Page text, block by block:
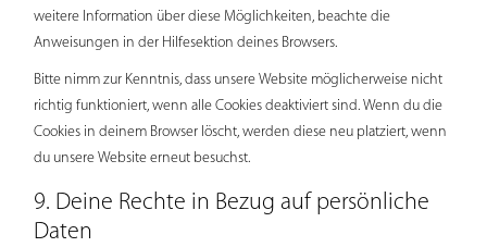
weitere Information über diese Möglichkeiten, beachte die
Anweisungen in der Hilfesektion deines Browsers.
Bitte nimm zur Kenntnis, dass unsere Website möglicherweise nicht
richtig funktioniert, wenn alle Cookies deaktiviert sind. Wenn du die
Cookies in deinem Browser löscht, werden diese neu platziert, wenn
du unsere Website erneut besuchst.
9. Deine Rechte in Bezug auf persönliche
Daten